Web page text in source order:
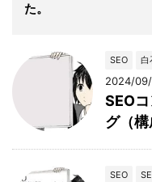
た。
SEO 白
2024/
SEO
グ（構
SEO